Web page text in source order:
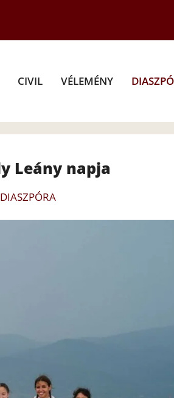
CIVIL VÉLEMÉNY
Leány napja
DIASZPÓRA